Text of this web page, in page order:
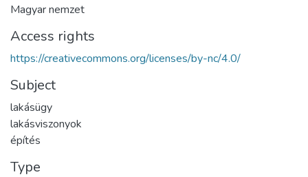
Magyar nemzet
Access rights
https://creativecommons.org/licenses/by-nc/4.0/
Subject
lakásügy
lakásviszonyok
építés
Type